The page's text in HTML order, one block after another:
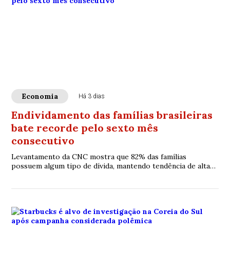
Economia Há 3 dias
Endividamento das famílias brasileiras
bate recorde pelo sexto mês
consecutivo
Levantamento da CNC mostra que 82% das famílias
possuem algum tipo de dívida, mantendo tendência de alta